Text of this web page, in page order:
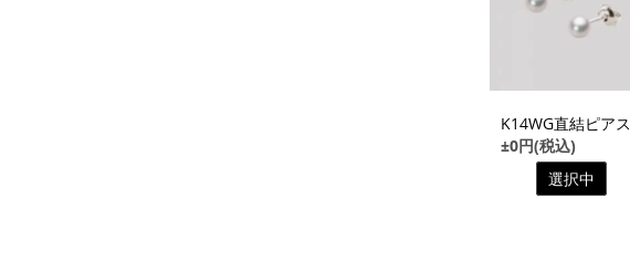
K14WG直結ピアス
±0円(税込)
選択中